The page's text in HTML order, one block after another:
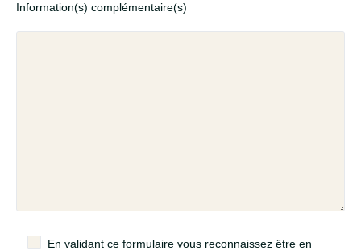
Information(s) complémentaire(s)
En validant ce formulaire vous reconnaissez être en